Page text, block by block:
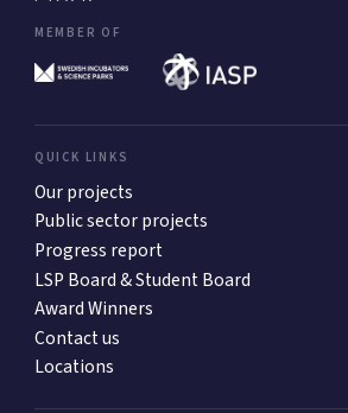
MEMBER OF
QUICK LINKS
Our projects
Public sector projects
Progress report
LSP Board & Student Board
Award Winners
Contact us
Locations